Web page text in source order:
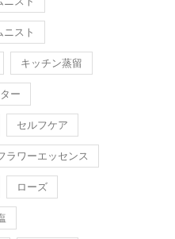
スト
キッチン蒸留
ー
セルフケア
ラワーエッセンス
ローズ